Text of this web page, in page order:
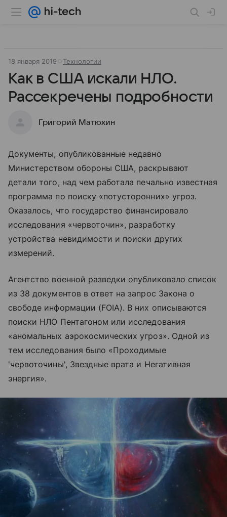
18 января 2019 Технологии
Как в США искали НЛО.
Рассекречены подробности
Григорий Матюхин
Документы, опубликованные недавно
Министерством обороны США, раскрывают
детали того, над чем работала печально известная
программа по поиску «потусторонних» угроз.
Оказалось, что государство финансировало
исследования «червоточин», разработку
устройства невидимости и поиски других
измерений.
Агентство военной разведки опубликовало список
из 38 документов в ответ на запрос Закона о
свободе информации (FOIA). В них описываются
поиски НЛО Пентагоном или исследования
«аномальных аэрокосмических угроз». Одной из
тем исследования было «Проходимые
'червоточины', Звездные врата и Негативная
энергия».